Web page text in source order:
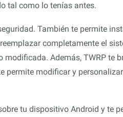
tal como lo tenías antes.
También te permite
completamente el
Además, TWRP te
permite modificar y
tu dispositivo Android y te